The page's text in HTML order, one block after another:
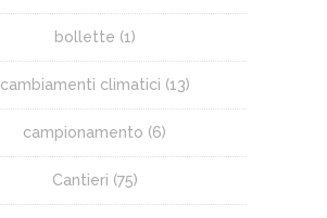
bollette (1)
cambiamenti climatici (13)
campionamento (6)
Cantieri (75)